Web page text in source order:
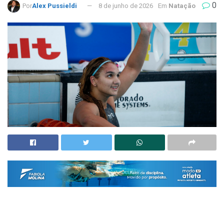
PorAlex Pussieldi 8 de junho de 2026 Em Natação 0